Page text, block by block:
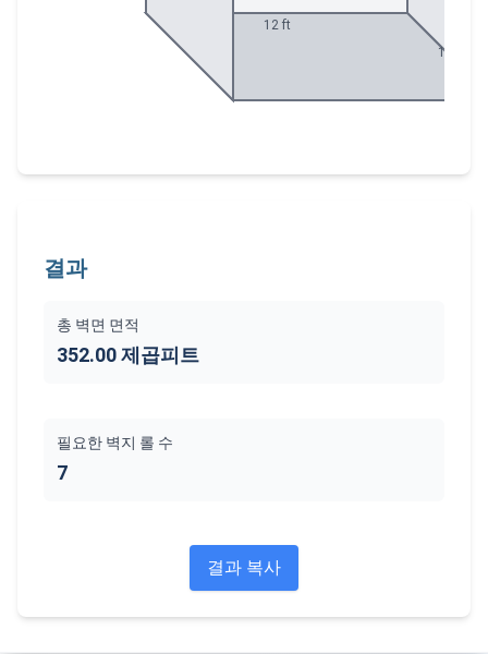
12ft
10
결과
총 벽면 면적
352.00 제곱피트
필요한 벽지 롤 수
7
결과 복사